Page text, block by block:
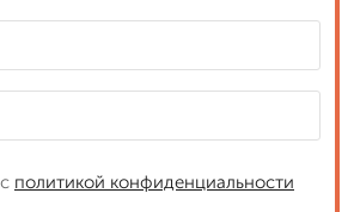
политикой конфиденциальности